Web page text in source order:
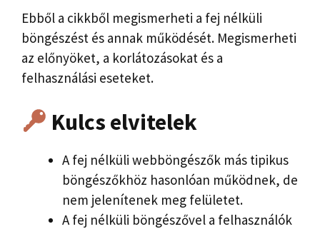
Ebből a cikkből megismerheti a fej nélküli
böngészést és annak működését. Megismerheti
az előnyöket, a korlátozásokat és a
felhasználási eseteket.
Kulcs elvitelek
A fej nélküli webböngészők más tipikus
böngészőkhöz hasonlóan működnek, de
nem jelenítenek meg felületet.
A fej nélküli böngészővel a felhasználók